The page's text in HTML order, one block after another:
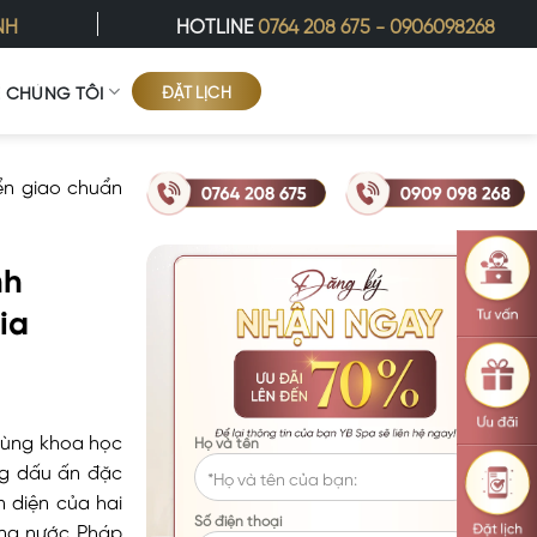
HOTLINE0764 208 675 -0906098268
CHÚNG TÔI ĐẶT LỊCH
giao chuẩn
khoa học
dấu ấn đặc
diện của hai
nước Pháp
Họ và tên
Số điện thoại